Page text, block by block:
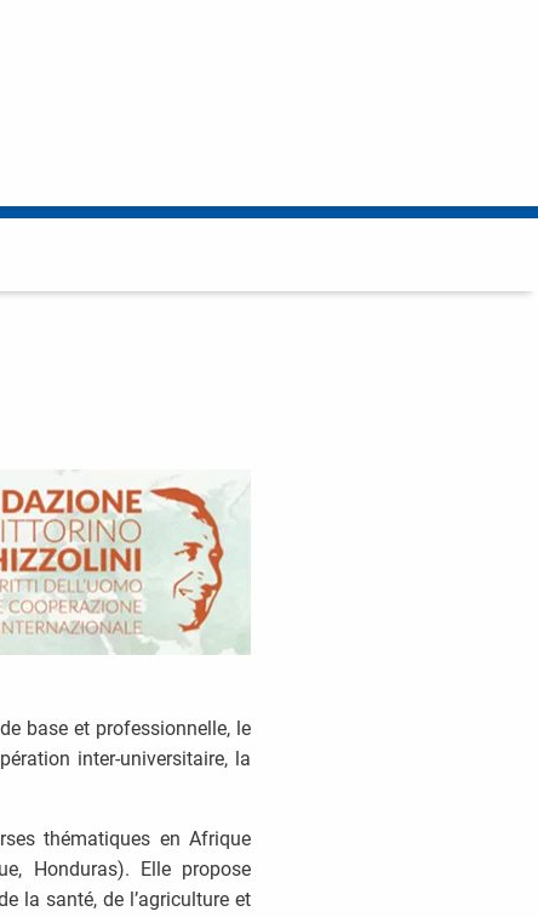
base et professionnelle, le
inter-universitaire, la
thématiques en Afrique
Honduras). Elle propose
la santé, de l’agriculture et